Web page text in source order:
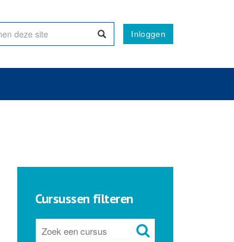
Inloggen
Cursussen filteren